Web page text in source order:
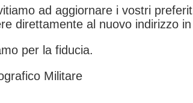
ad aggiornare i vostri
direttamente al nuovo indirizzo
per la fiducia.
Militare